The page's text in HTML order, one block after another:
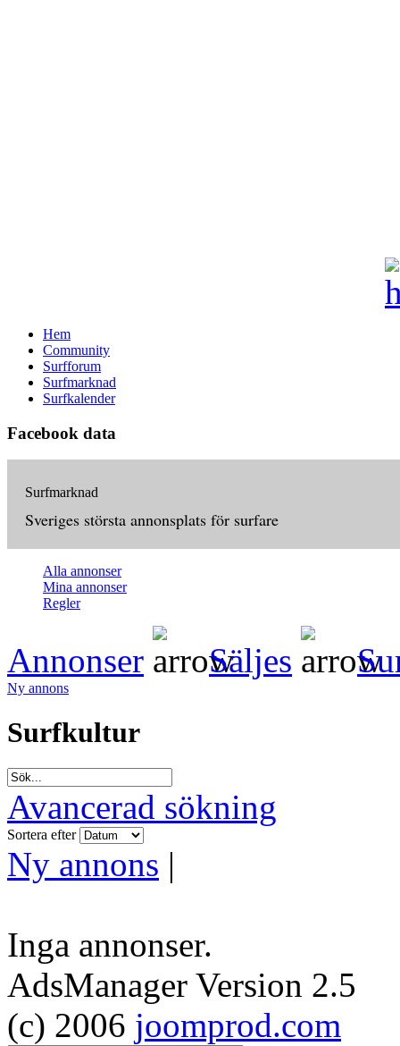
Hem
Community
Surfforum
Surfmarknad
Surfkalender
Facebook data
Surfmarknad
Sveriges största annonsplats för surfare
Alla annonser
Mina annonser
Regler
Annonser Säljes
Ny annons
Surfkultur
Avancerad sökning
Sortera efter
Ny annons |
Inga annonser.
AdsManager Version 2.5
(c) 2006 joomprod.com